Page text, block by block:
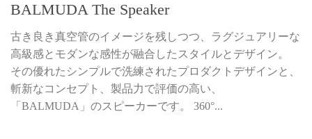
BALMUDA The Speaker
古き良き真空管のイメージを残しつつ、ラグジュアリーな
高級感とモダンな感性が融合したスタイルとデザイン。
その優れたシンプルで洗練されたプロダクトデザインと、
斬新なコンセプト、製品力で評価の高い、
「BALMUDA」のスピーカーです。 360°...